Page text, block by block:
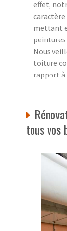
effet,
mettant
peintures
Nous
toiture
rapport à
tous vos